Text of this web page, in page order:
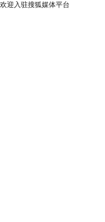
欢迎入驻搜狐媒体平台